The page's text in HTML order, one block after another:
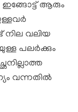
ഇങ്ങോട്ട് ആരും
നില വലിയ
പലർക്കും
വന്നതിൽ